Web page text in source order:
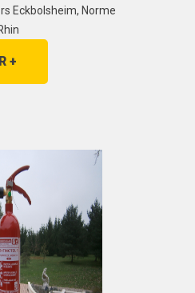
Eckbolsheim, Norme
+